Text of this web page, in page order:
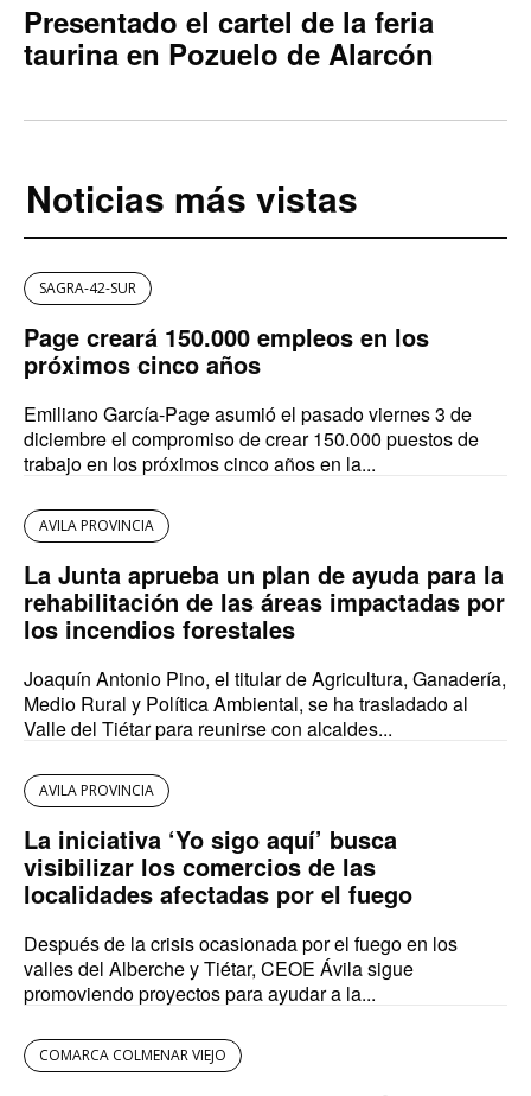
Presentado el cartel de la feria
taurina en Pozuelo de Alarcón
Noticias más vistas
SAGRA-42-SUR
Page creará 150.000 empleos en los
próximos cinco años
Emiliano García-Page asumió el pasado viernes 3 de
diciembre el compromiso de crear 150.000 puestos de
trabajo en los próximos cinco años en la...
AVILA PROVINCIA
La Junta aprueba un plan de ayuda para la
rehabilitación de las áreas impactadas por
los incendios forestales
Joaquín Antonio Pino, el titular de Agricultura, Ganadería,
Medio Rural y Política Ambiental, se ha trasladado al
Valle del Tiétar para reunirse con alcaldes...
AVILA PROVINCIA
La iniciativa ‘Yo sigo aquí’ busca
visibilizar los comercios de las
localidades afectadas por el fuego
Después de la crisis ocasionada por el fuego en los
valles del Alberche y Tiétar, CEOE Ávila sigue
promoviendo proyectos para ayudar a la...
COMARCA COLMENAR VIEJO